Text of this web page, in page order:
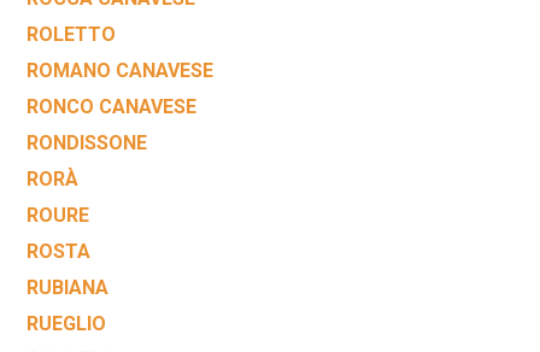
ROLETTO
ROMANO CANAVESE
RONCO CANAVESE
RONDISSONE
RORÀ
ROURE
ROSTA
RUBIANA
RUEGLIO